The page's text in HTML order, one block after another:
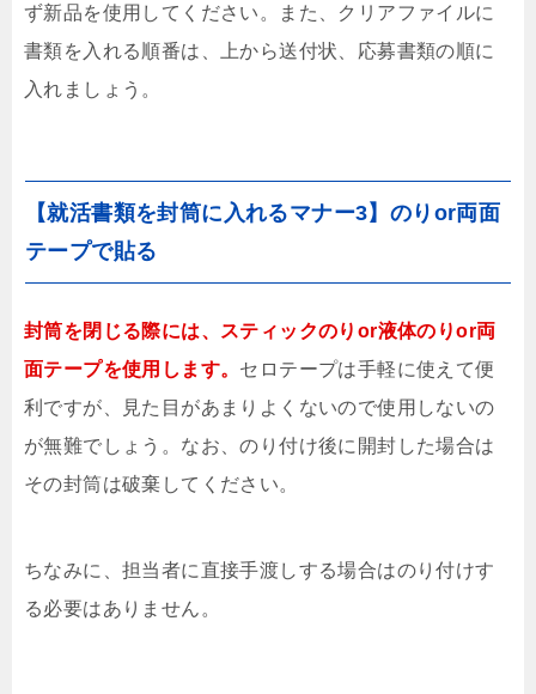
ず新品を使用してください。また、クリアファイルに
書類を入れる順番は、上から送付状、応募書類の順に
入れましょう。
【就活書類を封筒に入れるマナー3】のりor両面
テープで貼る
封筒を閉じる際には、スティックのりor液体のりor両
面テープを使用します。 セロテープは手軽に使えて便
利ですが、見た目があまりよくないので使用しないの
が無難でしょう。なお、のり付け後に開封した場合は
その封筒は破棄してください。
ちなみに、担当者に直接手渡しする場合はのり付けす
る必要はありません。